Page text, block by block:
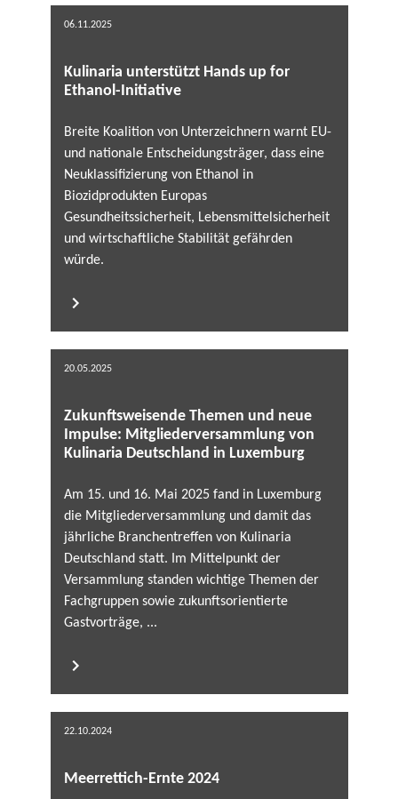
06.11.2025
Kulinaria unterstützt Hands up for
Ethanol-Initiative
Breite Koalition von Unterzeichnern warnt EU-
und nationale Entscheidungsträger, dass eine
Neuklassifizierung von Ethanol in
Biozidprodukten Europas
Gesundheitssicherheit, Lebensmittelsicherheit
und wirtschaftliche Stabilität gefährden
würde.
20.05.2025
Zukunftsweisende Themen und neue
Impulse: Mitgliederversammlung von
Kulinaria Deutschland in Luxemburg
Am 15. und 16. Mai 2025 fand in Luxemburg
die Mitgliederversammlung und damit das
jährliche Branchentreffen von Kulinaria
Deutschland statt. Im Mittelpunkt der
Versammlung standen wichtige Themen der
Fachgruppen sowie zukunftsorientierte
Gastvorträge, ...
22.10.2024
Meerrettich-Ernte 2024